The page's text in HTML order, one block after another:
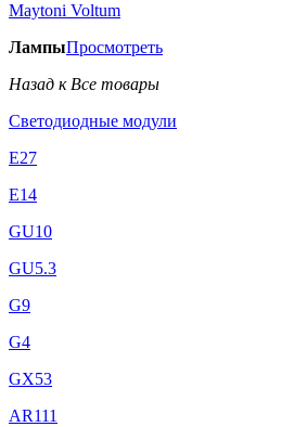
Maytoni Voltum
ЛампыПросмотреть
Назад к Все товары
Светодиодные модули
E27
E14
GU10
GU5.3
G9
G4
GX53
AR111